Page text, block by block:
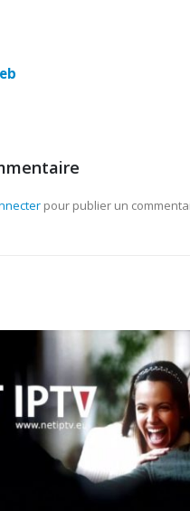
pour publier un